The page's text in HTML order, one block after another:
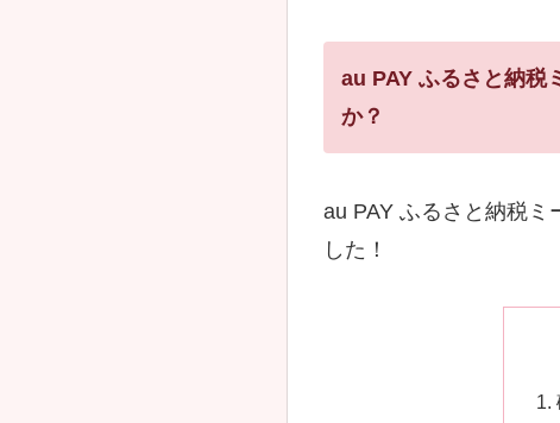
au PAY ふるさと納税
か？
au PAY ふるさと納税ミ
した！